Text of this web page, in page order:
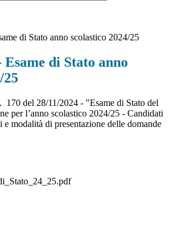
di Stato anno scolastico 2024/25
di Stato anno
25
170 del 28/11/2024 - "Esame di Stato del
per l’anno scolastico 2024/25 - Candidati
modalità di presentazione delle domande